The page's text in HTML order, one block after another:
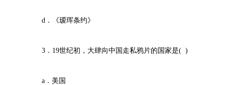
d．《瑷珲条约》
3．19世纪初，大肆向中国走私鸦片的国家是( )
a．美国